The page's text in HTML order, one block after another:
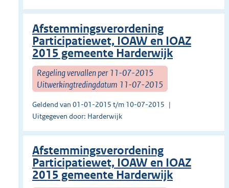
Afstemmingsverordening
Participatiewet, IOAW en IOAZ
2015 gemeente Harderwijk
Regeling vervallen per 11-07-2015
Uitwerkingtredingdatum 11-07-2015
Geldend van 01-01-2015 t/m 10-07-2015
Uitgegeven door: Harderwijk
Afstemmingsverordening
Participatiewet, IOAW en IOAZ
2015 gemeente Harderwijk